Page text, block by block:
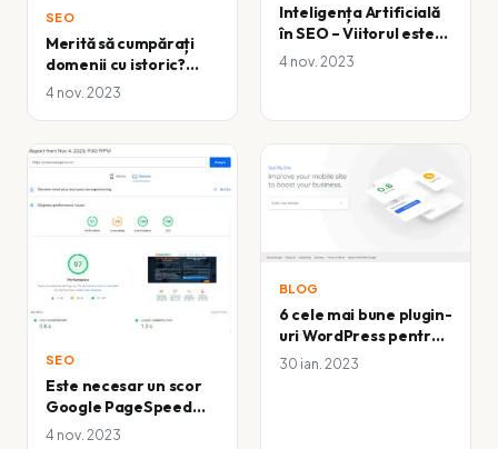
SEO
Merită să cumpărați
domenii cu istoric?
Vedeți unde găsiți
4 nov. 2023
Inteligența Artificială
în SEO – Viitorul este
aici
4 nov. 2023
SEO
Este necesar un scor
Google PageSpeed
Score de 100?
4 nov. 2023
BLOG
6 cele mai bune plugin-
uri WordPress pentru a
vă optimiza site-ul web
30 ian. 2023